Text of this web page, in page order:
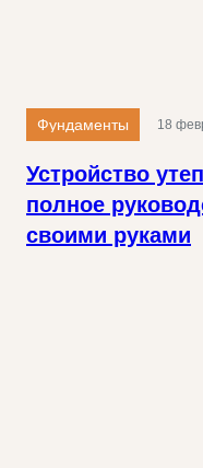
Фундаменты
Устройство
полное
своими руками
18